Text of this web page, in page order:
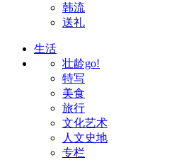
韩流
送礼
生活
壮龄go!
特写
美食
旅行
文化艺术
人文史地
专栏